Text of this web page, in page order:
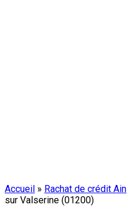
Accueil » Rachat de crédit Ain
sur Valserine (01200)